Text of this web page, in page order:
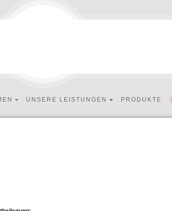
UNSERE LEISTUNGEN PRODUKTE